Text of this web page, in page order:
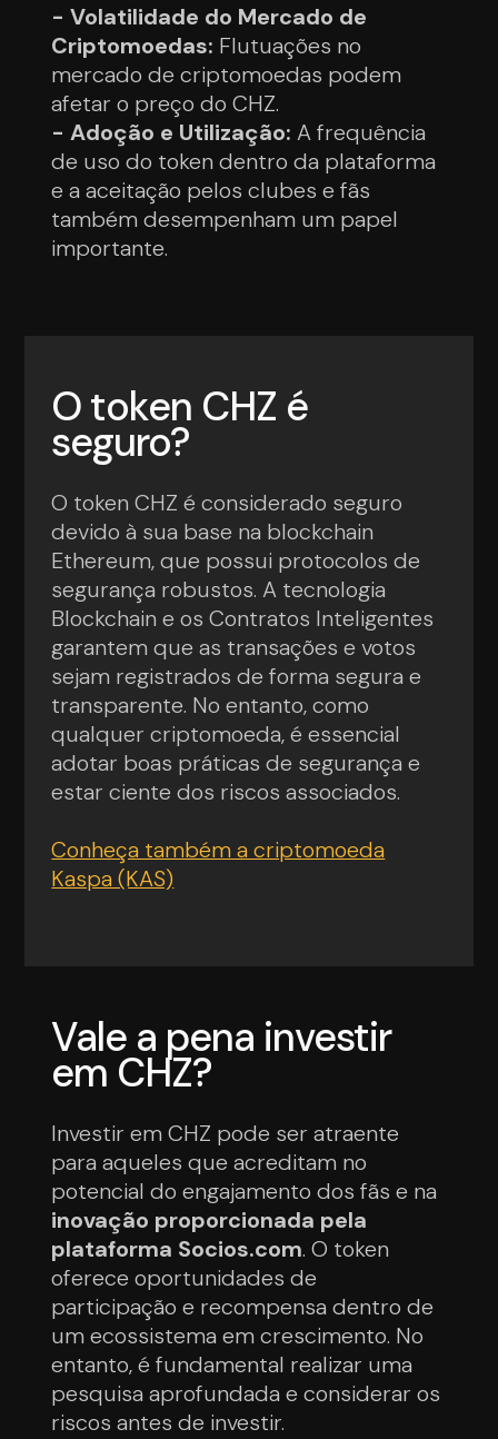
- Volatilidade do Mercado de
Criptomoedas: Flutuações no
mercado de criptomoedas podem
afetar o preço do CHZ.
- Adoção e Utilização: A frequência
de uso do token dentro da plataforma
e a aceitação pelos clubes e fãs
também desempenham um papel
importante.
O token CHZ é
seguro?
O token CHZ é considerado seguro
devido à sua base na blockchain
Ethereum, que possui protocolos de
segurança robustos. A tecnologia
Blockchain e os Contratos Inteligentes
garantem que as transações e votos
sejam registrados de forma segura e
transparente. No entanto, como
qualquer criptomoeda, é essencial
adotar boas práticas de segurança e
estar ciente dos riscos associados.
Conheça também a criptomoeda
Kaspa (KAS)
Vale a pena investir
em CHZ?
Investir em CHZ pode ser atraente
para aqueles que acreditam no
potencial do engajamento dos fãs e na
inovação proporcionada pela
plataforma Socios.com. O token
oferece oportunidades de
participação e recompensa dentro de
um ecossistema em crescimento. No
entanto, é fundamental realizar uma
pesquisa aprofundada e considerar os
riscos antes de investir.